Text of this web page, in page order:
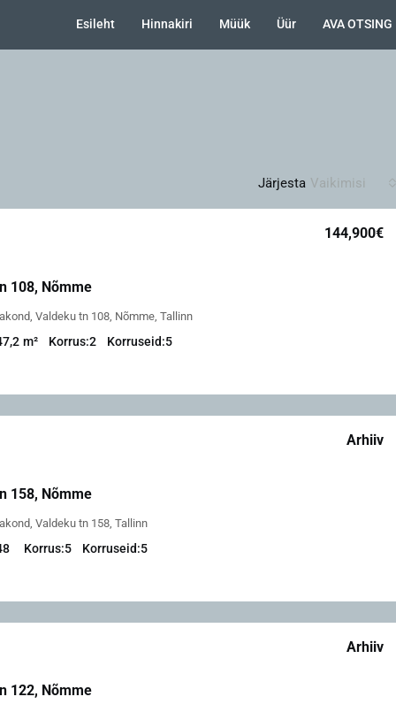
Esileht Hinnakiri Müük Üür AVA OTSING
Järjesta Vaikimisi
108, Nõmme
144,900€
Valdeku tn 108, Nõmme, Tallinn
m² Korrus:2 Korruseid:5
158, Nõmme
Arhiiv
Valdeku tn 158, Tallinn
Korrus:5 Korruseid:5
122, Nõmme
Arhiiv